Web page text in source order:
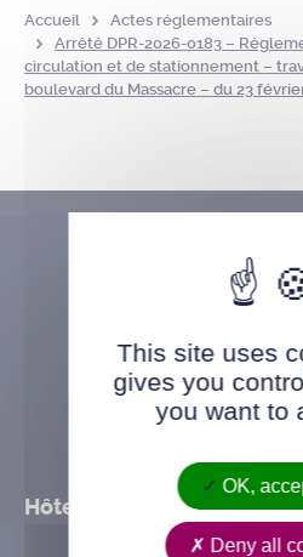
Accueil
Actes réglementaires
Arrêté DPR-2026-0183 –
circulation et de stationnement –
boulevard du Massacre – du 23
Hôtel de ville
This site uses
gives you
you want to
OK,
Deny all